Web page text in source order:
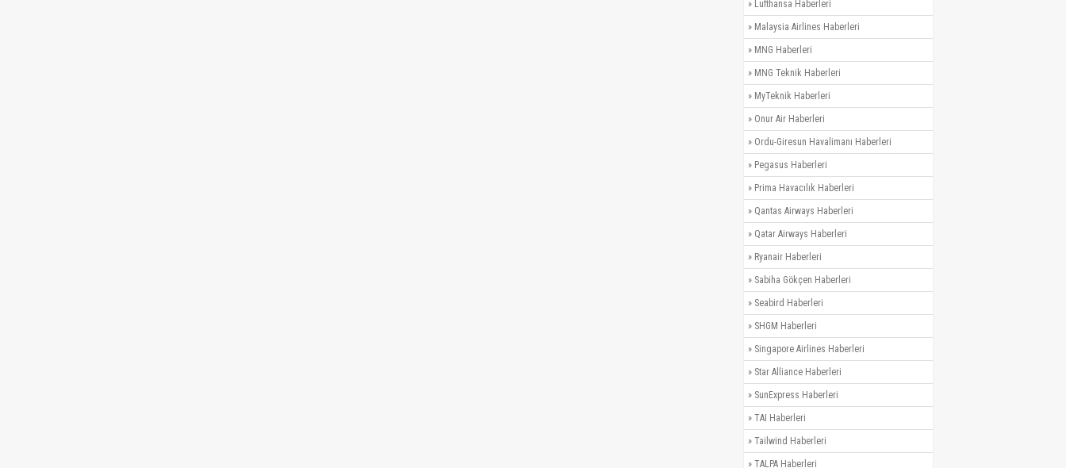
» Lufthansa Haberleri
» Malaysia Airlines Haberleri
» MNG Haberleri
» MNG Teknik Haberleri
» MyTeknik Haberleri
» Onur Air Haberleri
» Ordu-Giresun Havalimanı Haberleri
» Pegasus Haberleri
» Prima Havacılık Haberleri
» Qantas Airways Haberleri
» Qatar Airways Haberleri
» Ryanair Haberleri
» Sabiha Gökçen Haberleri
» Seabird Haberleri
» SHGM Haberleri
» Singapore Airlines Haberleri
» Star Alliance Haberleri
» SunExpress Haberleri
» TAI Haberleri
» Tailwind Haberleri
» TALPA Haberleri